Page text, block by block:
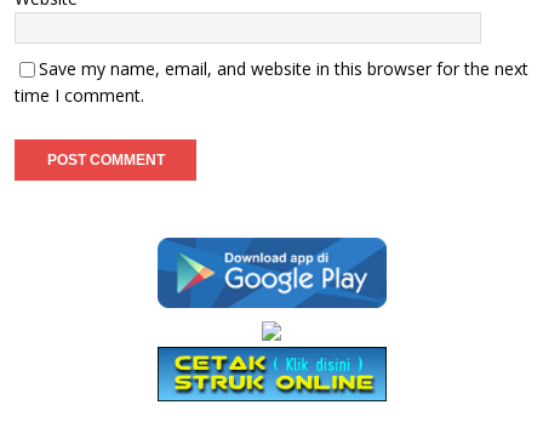
Save my name, email, and website in this browser for the next
time I comment.